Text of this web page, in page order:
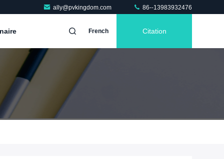
ally@pvkingdom.com 86--13983932476
French Citation